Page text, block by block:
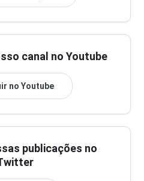
canal no Youtube
no Youtube
publicações no